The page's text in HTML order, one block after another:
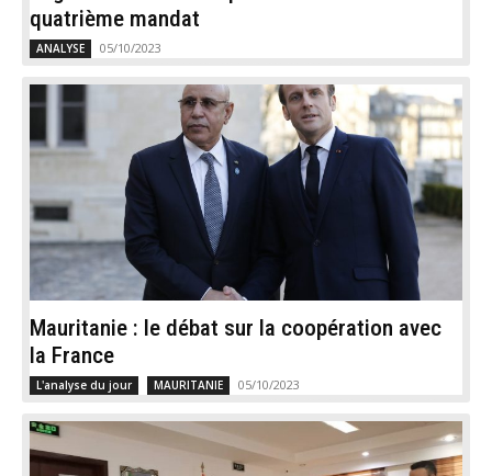
quatrième mandat
ANALYSE 05/10/2023
Mauritanie : le débat sur la coopération avec
la France
L'analyse du jour MAURITANIE 05/10/2023